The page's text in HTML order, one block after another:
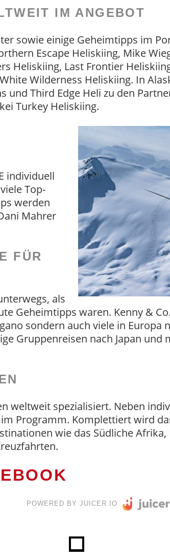
IM ANGEBOT
sowie einige Geheimtipps im
Escape Heliskiing, Mike
Heliskiing, Last Frontier
Wilderness Heliskiing. In
Third Edge Heli zu den
Turkey Heliskiing.
individuell
Top-
werden
Mahrer
FÜR
als
Geheimtipps waren. Kenny &
sondern auch viele in Europa
Gruppenreisen nach Japan
weltweit spezialisiert. Neben
Programm. Komplettiert wird
wie das Südliche
POWERED BY JUICER.IO